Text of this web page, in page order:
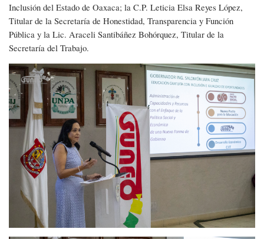
Inclusión del Estado de Oaxaca; la C.P. Leticia Elsa Reyes López,
Titular de la Secretaría de Honestidad, Transparencia y Función
Pública y la Lic. Araceli Santibáñez Bohórquez, Titular de la
Secretaría del Trabajo.